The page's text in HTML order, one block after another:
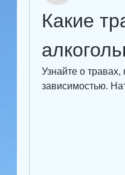
Какие
Узнайте о
зависимостью.